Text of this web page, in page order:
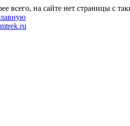
всего, на сайте нет страницы с